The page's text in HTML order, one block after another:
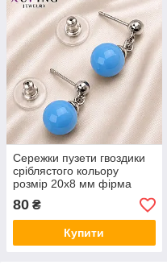
Сережки пузети гвоздики
сріблястого кольору
розмір 20х8 мм фірма
Xuping Jewelry з
блакитними намистинами
80 ₴
Купити